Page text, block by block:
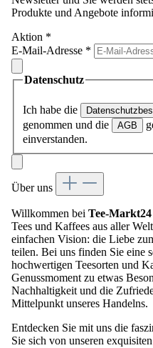
Produkte und Angebote
Aktion *
E-Mail-Adresse *
Datenschutz
Ich habe die
genommen und die
AGB
einverstanden.
Über uns
Willkommen bei Tee-Markt24
Tees und Kaffees aus aller
einfachen Vision: die Liebe
teilen. Bei uns finden Sie eine
hochwertigen Teesorten und
Genussmoment zu etwas
Nachhaltigkeit und die
Mittelpunkt unseres Handelns.
Entdecken Sie mit uns die
Sie sich von unseren